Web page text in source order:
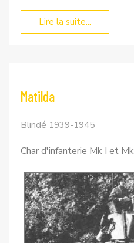
Lire la suite...
Matilda
Blindé 1939-1945
Char d'infanterie Mk I et